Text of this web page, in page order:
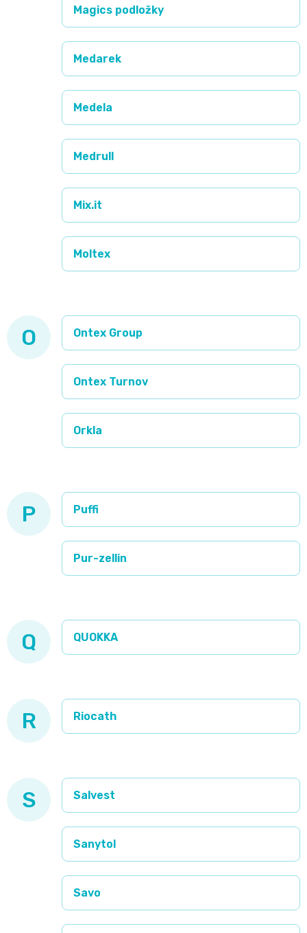
Nature
plenky
pleny
Koše
Pleny
podle
velikosti
Oblíbené
značky
Magics podložky
Medarek
Medela
Medrull
Mix.it
Moltex
O Ontex Group
Ontex Turnov
Orkla
P Puffi
Pur-zellin
Q QUOKKA
R Riocath
S Salvest
Sanytol
Savo